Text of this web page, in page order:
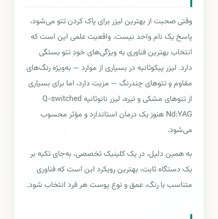
وقتی صحبت از بهترین لیزر برای پاک کردن تتو می‌شود،
پاسخ یک نام واحد نیست. واقعیت علمی این است که
انتخاب بهترین فناوری به ویژگی‌های خودِ تتو بستگی
دارد. لیزر پیکوثانیه در بسیاری از موارد — به‌ویژه رنگ‌های
مقاوم و تتوهای چندرنگ — مزیت دارد، اما برای بسیاری
از تتوهای مشکی و تیره، لیزر نانوثانیه Q-switched
Nd:YAG هنوز یک درمان استاندارد و مؤثر محسوب
می‌شود.
به همین دلیل، در یک کلینیک تخصصی، به‌جای تکیه بر
یک دستگاه ثابت، بهترین رویکرد این است که فناوری
متناسب با رنگ، عمق و نوع پوست هر فرد انتخاب شود.